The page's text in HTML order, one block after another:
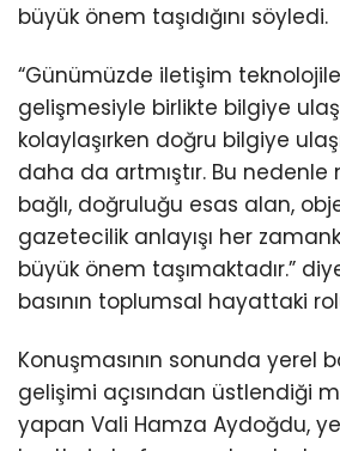
büyük önem taşıdığını söyledi.
“Günümüzde iletişim
gelişmesiyle birlikte bilgiye
kolaylaşırken doğru bilgiye
daha da artmıştır. Bu nedenle
bağlı, doğruluğu esas alan,
gazetecilik anlayışı her
büyük önem taşımaktadır.”
basının toplumsal hayattaki
Konuşmasının sonunda yerel
gelişimi açısından üstlendiği
yapan Vali Hamza Aydoğdu,